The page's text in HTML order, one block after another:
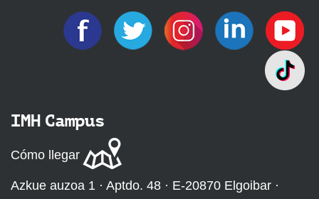
IMH Campus
Cómo llegar
Azkue auzoa 1 · Aptdo. 48 · E-20870 Elgoibar ·